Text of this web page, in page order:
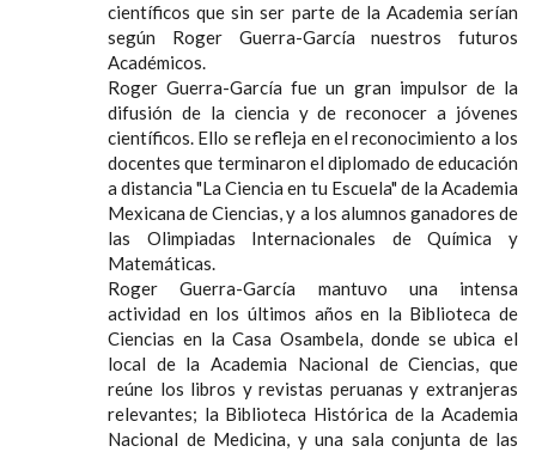
científicos que sin ser parte de la Academia serían
según Roger Guerra-García nuestros futuros
Académicos.
Roger Guerra-García fue un gran impulsor de la
difusión de la ciencia y de reconocer a jóvenes
científicos. Ello se refleja en el reconocimiento a los
docentes que terminaron el diplomado de educación
a distancia "La Ciencia en tu Escuela" de la Academia
Mexicana de Ciencias, y a los alumnos ganadores de
las Olimpiadas Internacionales de Química y
Matemáticas.
Roger Guerra-García mantuvo una intensa
actividad en los últimos años en la Biblioteca de
Ciencias en la Casa Osambela, donde se ubica el
local de la Academia Nacional de Ciencias, que
reúne los libros y revistas peruanas y extranjeras
relevantes; la Biblioteca Histórica de la Academia
Nacional de Medicina, y una sala conjunta de las